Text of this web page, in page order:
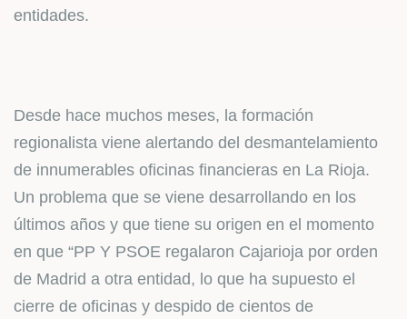
entidades.
Desde hace muchos meses, la formación
regionalista viene alertando del desmantelamiento
de innumerables oficinas financieras en La Rioja.
Un problema que se viene desarrollando en los
últimos años y que tiene su origen en el momento
en que “PP Y PSOE regalaron Cajarioja por orden
de Madrid a otra entidad, lo que ha supuesto el
cierre de oficinas y despido de cientos de